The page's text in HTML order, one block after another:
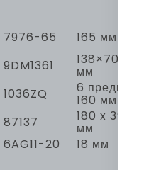
7976-65
165 мм
9DM1361 138×70×32
мм
1036ZQ 6 предметов,
160 мм
87137 180 x 39 x 96
мм
6AG11-20
18 мм